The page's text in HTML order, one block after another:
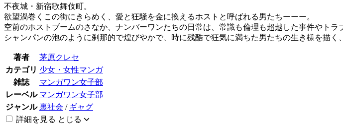
不夜城・新宿歌舞伎町。
欲望渦巻くこの街にきらめく、愛と狂騒を金に換えるホストと呼ばれる男たちーーー。
空前のホストブームのさなか、ナンバーワンたちの日常は、常識も倫理も超越した事件やト
シャンパンの泡のように刹那的で煌びやかで、時に残酷で狂気に満ちた男たちの生き様を描く
著者
茅原クレセ
カテゴリ 少女・女性マンガ
雑誌
マンガワン女子部
レーベル マンガワン女子部
ジャンル 裏社会 / ギャグ
詳細を見る とじる